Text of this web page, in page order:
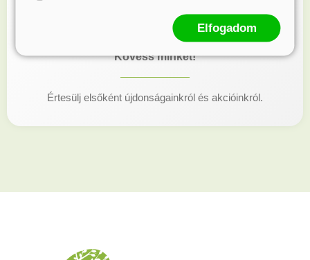
Kövess minket!
Értesülj elsőként újdonságainkról és akcióinkról.
Elfogadom